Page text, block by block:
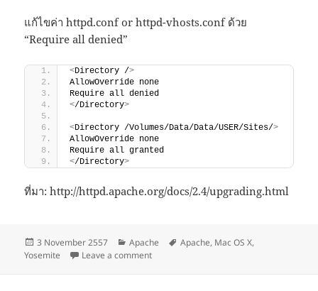
แก้ไขค่า httpd.conf or httpd-vhosts.conf ด้วย
“Require all denied”
<Directory />
AllowOverride none
Require all denied
</Directory>
<Directory /Volumes/Data/Data/USER/Sites/>
AllowOverride none
Require all granted
</Directory>
ที่มา: http://httpd.apache.org/docs/2.4/upgrading.html
Posted
on
3 November 2557 Categories
Apache Tags
Apache, Mac OS X,
Yosemite
Leave a commenton OSX 10.10 Yosemite + Apache 2.4 +